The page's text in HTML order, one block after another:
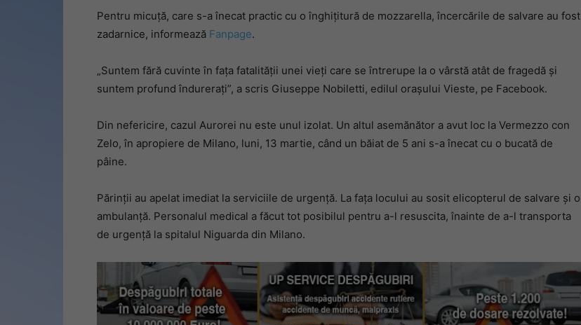
românului
Italia
Pentru micuță, care s-a înecat practic cu o înghițitură de mozzarella, încercările de salvare au fost
zadarnice, informează Fanpage.
„Suntem fără cuvinte în fața fatalității unei vieți care se întrerupe la o vârstă atât de fragedă și
suntem profund îndurerați”, a scris Giuseppe Nobiletti, edilul orașului Vieste, pe Facebook.
Din nefericire, cazul Aurorei nu este unul izolat. Un altul asemănător a avut loc la Vermezzo con
Zelo, în apropiere de Milano, luni, 13 martie, când un băiat de 5 ani s-a înecat cu o bucată de
pâine.
Părinții au apelat imediat la serviciile de urgență. La fața locului au sosit elicopterul de salvare și o
ambulanță. Personalul medical a făcut tot posibilul pentru a-l resuscita, înainte de a-l transporta
de urgență la spitalul Niguarda din Milano.